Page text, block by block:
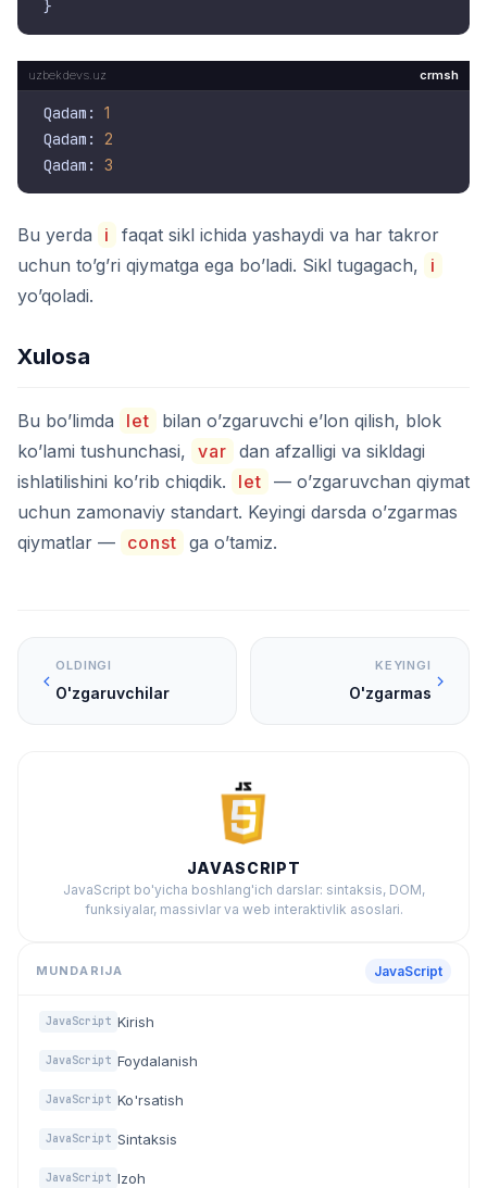
crmsh
Qadam: 1
Qadam: 2
Qadam: 3
Bu yerda i
faqat sikl ichida yashaydi va har takror
uchun to’g’ri qiymatga ega bo’ladi. Sikl tugagach,
i
yo’qoladi.
Xulosa
Bu bo’limda let
bilan o’zgaruvchi e’lon qilish, blok
ko’lami tushunchasi, var dan afzalligi va sikldagi
ishlatilishini ko’rib chiqdik.
let — o’zgaruvchan qiymat
uchun zamonaviy standart. Keyingi darsda o’zgarmas
qiymatlar — const ga o’tamiz.
OLDINGI
O'zgaruvchilar
KEYINGI
O'zgarmas
JAVASCRIPT
JavaScript bo'yicha boshlang'ich darslar: sintaksis, DOM,
funksiyalar, massivlar va web interaktivlik asoslari.
MUNDARIJA JavaScript
JavaScript Kirish
JavaScript Foydalanish
JavaScript Ko'rsatish
JavaScript Sintaksis
JavaScript Izoh